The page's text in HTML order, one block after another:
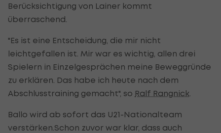
Berücksichtigung von Lainer kommt
überraschend.
"Es ist eine Entscheidung, die mir nicht
leichtgefallen ist. Mir war es wichtig, allen drei
Spielern in Einzelgesprächen meine Beweggründe
zu erklären. Das habe ich heute nach dem
Abschlusstraining gemacht", so Ralf Rangnick
Ballo wird ab sofort das U21-Nationalteam
verstärken.Schon zuvor war klar, dass auch